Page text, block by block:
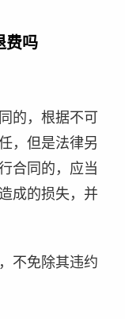
费吗
的，根据不可
，但是法律另
合同的，应当
成的损失，并
不免除其违约